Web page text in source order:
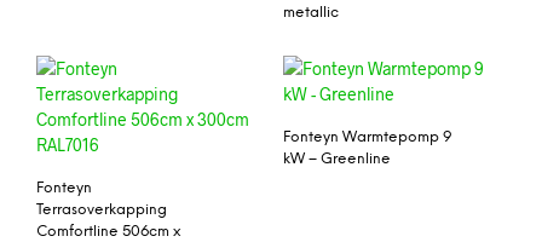
metallic
Fonteyn
Terrasoverkapping
Comfortline 506cm x
Fonteyn Warmtepomp 9
kW – Greenline